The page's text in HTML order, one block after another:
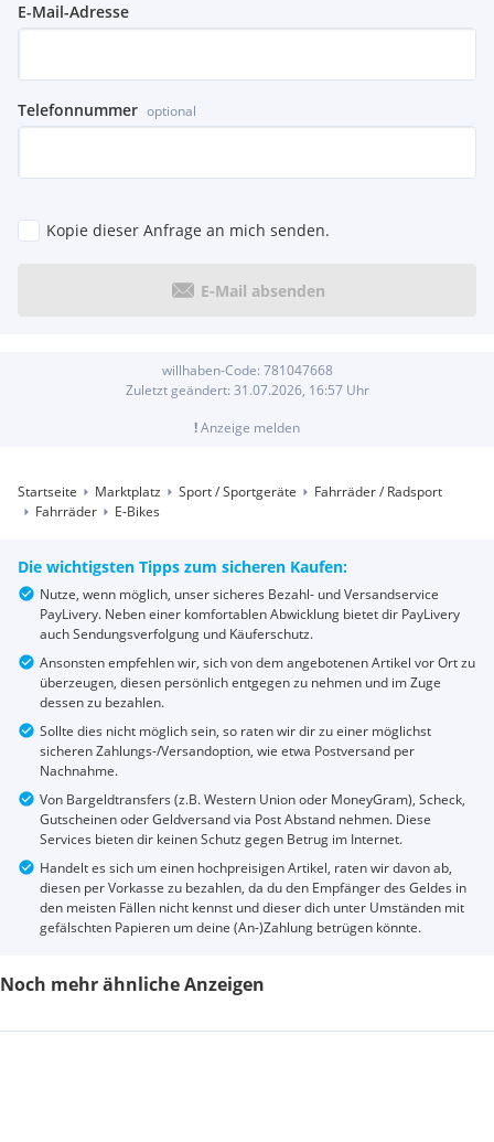
E-Mail-Adresse
Telefonnummer optional
Kopie dieser Anfrage an mich senden.
E-Mail absenden
willhaben-Code: 781047668
Zuletzt geändert: 31.07.2026, 16:57Uhr
!Anzeige melden
Startseite Marktplatz Sport / Sportgeräte
Fahrräder / Radsport
Fahrräder
E-Bikes
Die wichtigsten Tipps zum sicheren Kaufen:
Nutze, wenn möglich, unser sicheres Bezahl- und Versandservice
PayLivery. Neben einer komfortablen Abwicklung bietet dir PayLivery
auch Sendungsverfolgung und Käuferschutz.
Ansonsten empfehlen wir, sich von dem angebotenen Artikel vor Ort zu
überzeugen, diesen persönlich entgegen zu nehmen und im Zuge
dessen zu bezahlen.
Sollte dies nicht möglich sein, so raten wir dir zu einer möglichst
sicheren Zahlungs-/Versandoption, wie etwa Postversand per
Nachnahme.
Von Bargeldtransfers (z.B. Western Union oder MoneyGram), Scheck,
Gutscheinen oder Geldversand via Post Abstand nehmen. Diese
Services bieten dir keinen Schutz gegen Betrug im Internet.
Handelt es sich um einen hochpreisigen Artikel, raten wir davon ab,
diesen per Vorkasse zu bezahlen, da du den Empfänger des Geldes in
den meisten Fällen nicht kennst und dieser dich unter Umständen mit
gefälschten Papieren um deine (An-)Zahlung betrügen könnte.
Noch mehr ähnliche Anzeigen